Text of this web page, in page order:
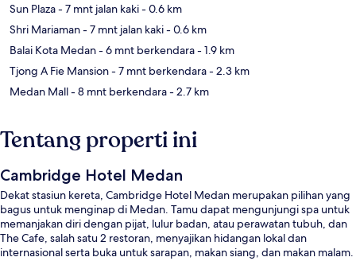
Sun Plaza- 7 mnt jalan kaki- 0.6 km
Shri Mariaman- 7 mnt jalan kaki- 0.6 km
Balai Kota Medan- 6 mnt berkendara- 1.9 km
Tjong A Fie Mansion- 7 mnt berkendara- 2.3 km
Medan Mall- 8 mnt berkendara- 2.7 km
Tentang properti ini
Cambridge Hotel Medan
Dekat stasiun kereta, Cambridge Hotel Medan merupakan pilihan yang
bagus untuk menginap di Medan. Tamu dapat mengunjungi spa untuk
memanjakan diri dengan pijat, lulur badan, atau perawatan tubuh, dan
The Cafe, salah satu 2 restoran, menyajikan hidangan lokal dan
internasional serta buka untuk sarapan, makan siang, dan makan malam.